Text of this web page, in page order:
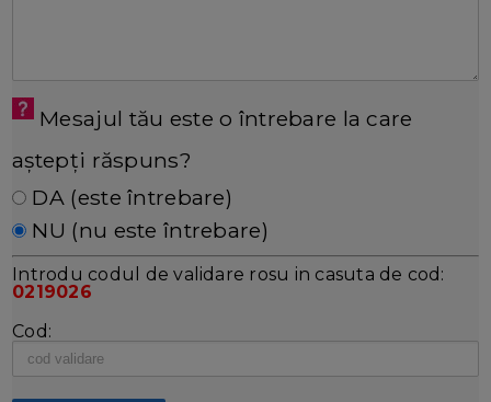
Mesajul tău este o întrebare la care
aștepți răspuns?
DA (este întrebare)
NU (nu este întrebare)
Introdu codul de validare rosu in casuta de cod:
0219026
Cod: